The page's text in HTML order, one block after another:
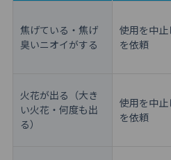
焦げている・焦げ
臭いニオイがする
使用を中止
を依頼
火花が出る（大き
い火花・何度も出
る）
使用を中止
を依頼